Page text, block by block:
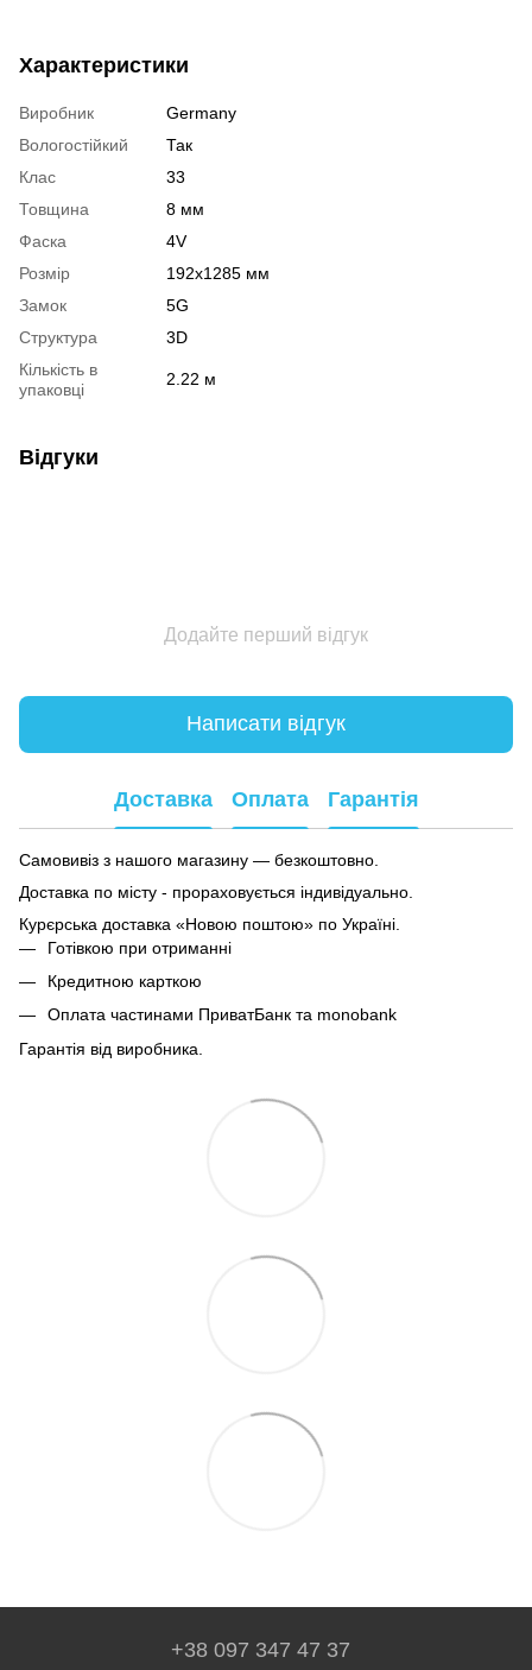
Характеристики
Виробник
Germany
Вологостійкий
Так
Клас
33
Товщина
8 мм
Фаска
4V
Розмір
192х1285 мм
Замок
5G
Структура
3D
Кількість в
упаковці
2.22 м
Відгуки
Додайте перший відгук
Написати відгук
Доставка Оплата Гарантія
Самовивіз з нашого магазину — безкоштовно.
Доставка по місту - прораховується індивідуально.
Курєрська доставка «Новою поштою» по Україні.
Готівкою при отриманні
Кредитною карткою
Оплата частинами ПриватБанк та monobank
Гарантія від виробника.
+38 097 347 47 37